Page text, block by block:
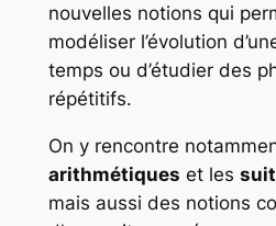
nouvelles notions qui
modéliser l’évolution
temps ou d’étudier des
répétitifs.
On y rencontre
arithmétiques et les
mais aussi des notions